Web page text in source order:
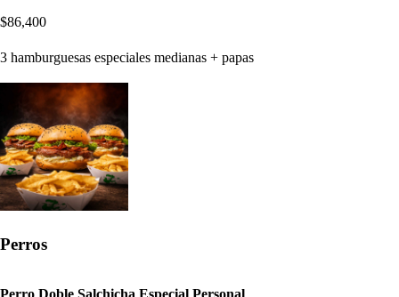
$86,400
3 hamburguesas especiales medianas + papas
Perros
Perro Doble Salchicha Especial Personal